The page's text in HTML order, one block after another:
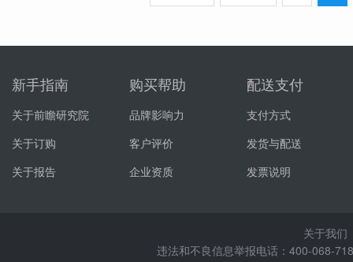
新手指南
关于前瞻研究院
关于订购
关于报告
购买帮助
品牌影响力
客户评价
企业资质
配送支付
支付方式
发货与配送
发票说明
关于我们
违法和不良信息举报电话：400-068-